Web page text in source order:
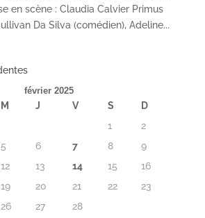
en scène : Claudia Calvier Primus
Da Silva (comédien), Adeline...
février 2025
M J V S
D
1
2
5 6 7 8
9
12 13 14 15
16
19 20 21 22
23
26 27 28